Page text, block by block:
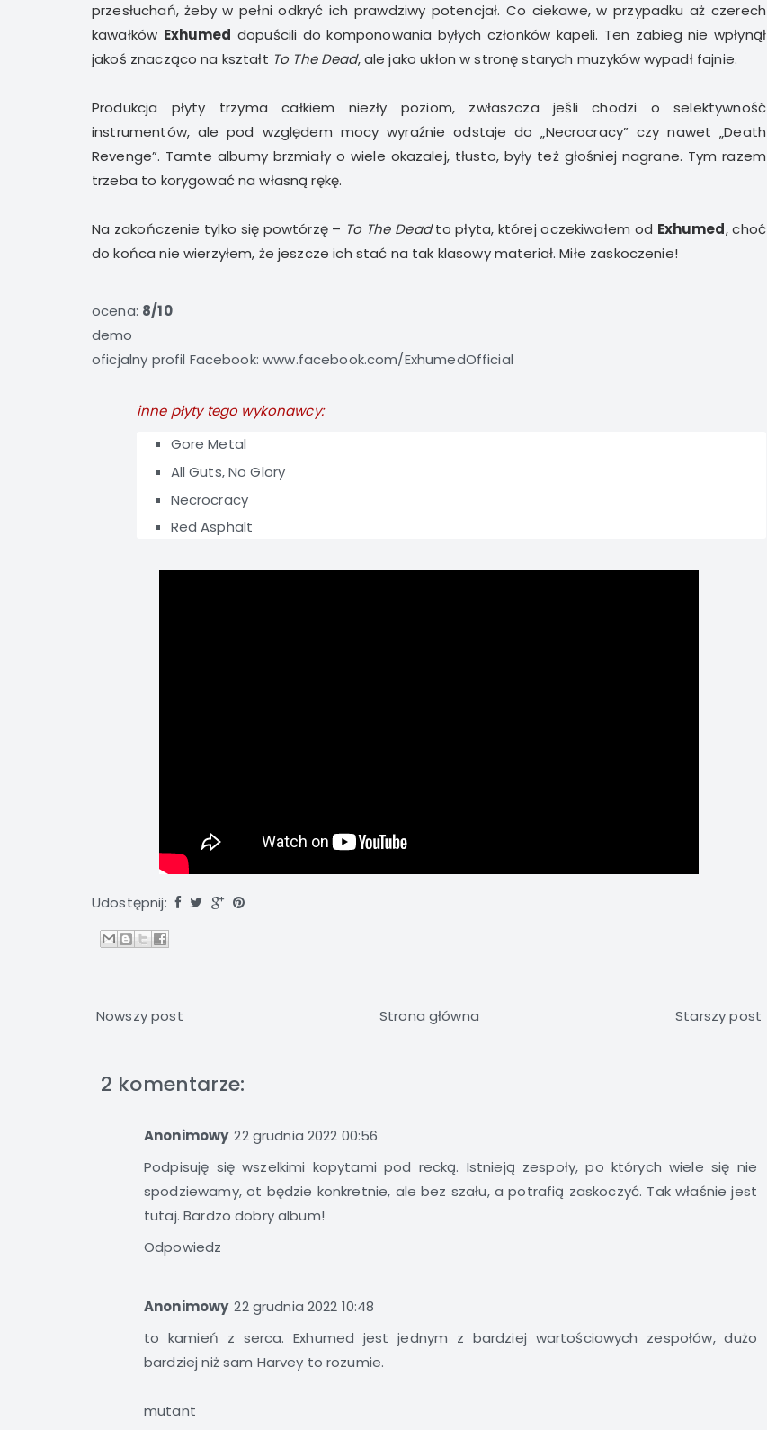
przesłuchań, żeby w pełni odkryć ich prawdziwy potencjał. Co ciekawe, w przypadku aż czerech
kawałków Exhumed dopuścili do komponowania byłych członków kapeli. Ten zabieg nie wpłynął
jakoś znacząco na kształt To The Dead, ale jako ukłon w stronę starych muzyków wypadł fajnie.
Produkcja płyty trzyma całkiem niezły poziom, zwłaszcza jeśli chodzi o selektywność
instrumentów, ale pod względem mocy wyraźnie odstaje do „Necrocracy” czy nawet „Death
Revenge”. Tamte albumy brzmiały o wiele okazalej, tłusto, były też głośniej nagrane. Tym razem
trzeba to korygować na własną rękę.
Na zakończenie tylko się powtórzę – To The Deadto płyta, której oczekiwałem od Exhumed, choć
do końca nie wierzyłem, że jeszcze ich stać na tak klasowy materiał. Miłe zaskoczenie!
ocena: 8/10
demo
oficjalny profil Facebook:www.facebook.com/ExhumedOfficial
inne płyty tego wykonawcy:
Gore Metal
All Guts, No Glory
Necrocracy
Red Asphalt
Udostępnij:
Nowszy post Starszy post
Strona główna
2 komentarze:
Anonimowy 22 grudnia 2022 00:56
Podpisuję się wszelkimi kopytami pod recką. Istnieją zespoły, po których wiele się nie
spodziewamy, ot będzie konkretnie, ale bez szału, a potrafią zaskoczyć. Tak właśnie jest
tutaj. Bardzo dobry album!
Odpowiedz
Anonimowy 22 grudnia 2022 10:48
to kamień z serca. Exhumed jest jednym z bardziej wartościowych zespołów, dużo
bardziej niż sam Harvey to rozumie.
mutant